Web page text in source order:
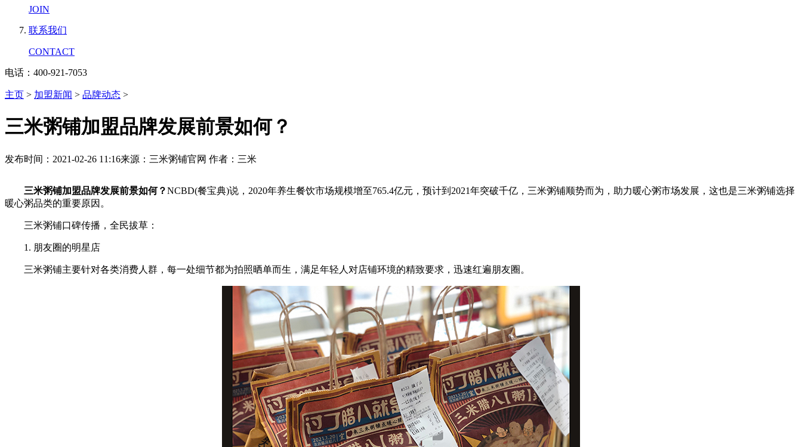
JOIN
联系我们
CONTACT
电话：400-921-7053
主页 > 加盟新闻 > 品牌动态 >
三米粥铺加盟品牌发展前景如何？
发布时间：2021-02-26 11:16来源：三米粥铺官网 作者：三米
三米粥铺加盟品牌发展前景如何？NCBD(餐宝典)说，2020年养生餐饮市场规模增至765.4亿元，预计到2021年突破千亿，三米粥铺顺势而为，助力暖心粥市场发展，这也是三米粥铺选择
暖心粥品类的重要原因。
三米粥铺口碑传播，全民拔草：
1. 朋友圈的明星店
三米粥铺主要针对各类消费人群，每一处细节都为拍照晒单而生，满足年轻人对店铺环境的精致要求，迅速红遍朋友圈。